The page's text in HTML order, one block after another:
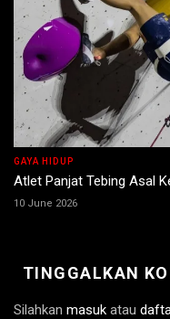
GAYA HIDUP
Atlet Panjat Tebing Asal
10 June 2026
TINGGALKAN
Silahkan masuk atau